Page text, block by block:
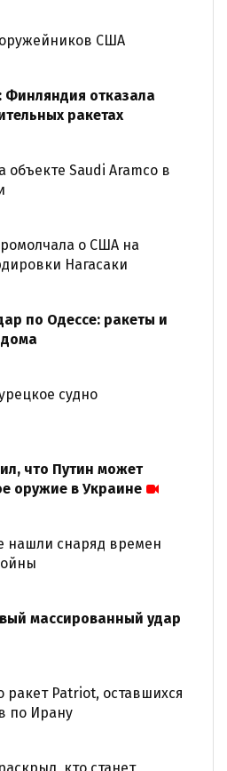
США
Финляндия отказала
ракетах
Saudi Aramco в
о США на
Нагасаки
по Одессе: ракеты и
судно
что Путин может
оружие в Украине
нашли снаряд времен
массированный удар
Patriot, оставшихся
по Ирану